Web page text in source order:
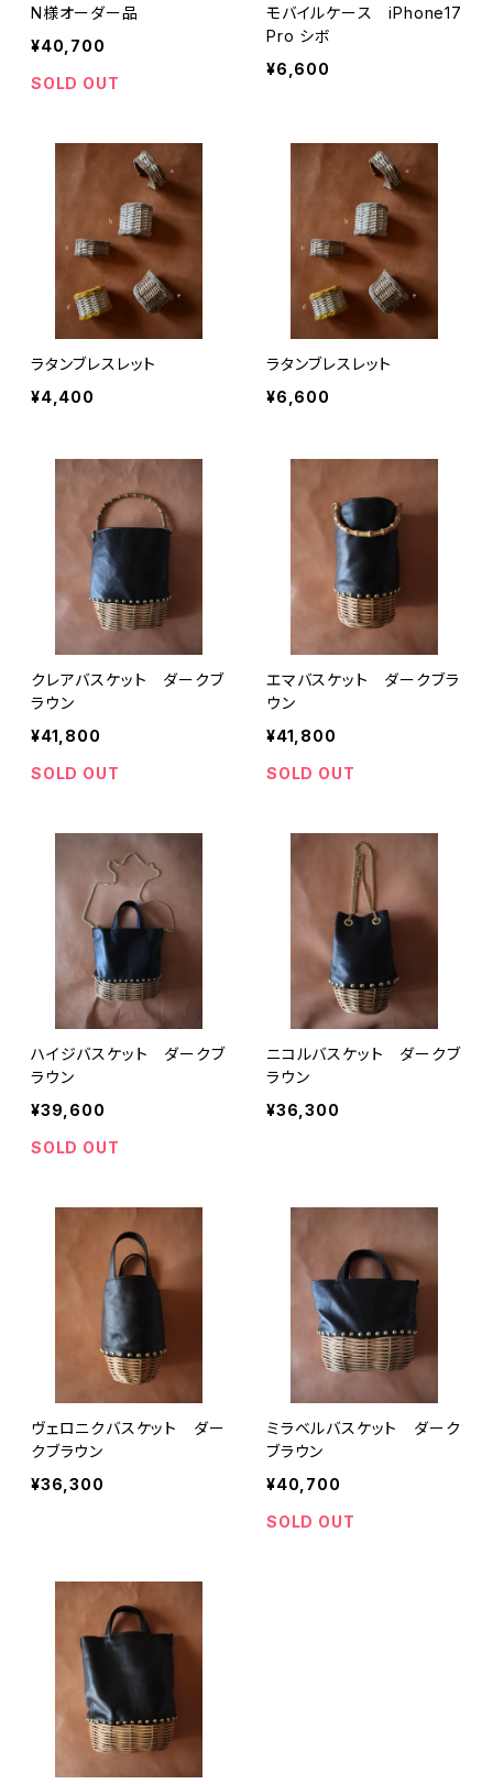
N様オーダー品
¥40,700
SOLD OUT
モバイルケース iPhone17
Pro シボ
¥6,600
ラタンブレスレット
¥4,400
ラタンブレスレット
¥6,600
クレアバスケット ダークブ
ラウン
¥41,800
SOLD OUT
エマバスケット ダークブラ
ウン
¥41,800
SOLD OUT
ハイジバスケット ダークブ
ラウン
¥39,600
SOLD OUT
ニコルバスケット ダークブ
ラウン
¥36,300
ヴェロニクバスケット ダー
クブラウン
¥36,300
ミラベルバスケット ダーク
ブラウン
¥40,700
SOLD OUT